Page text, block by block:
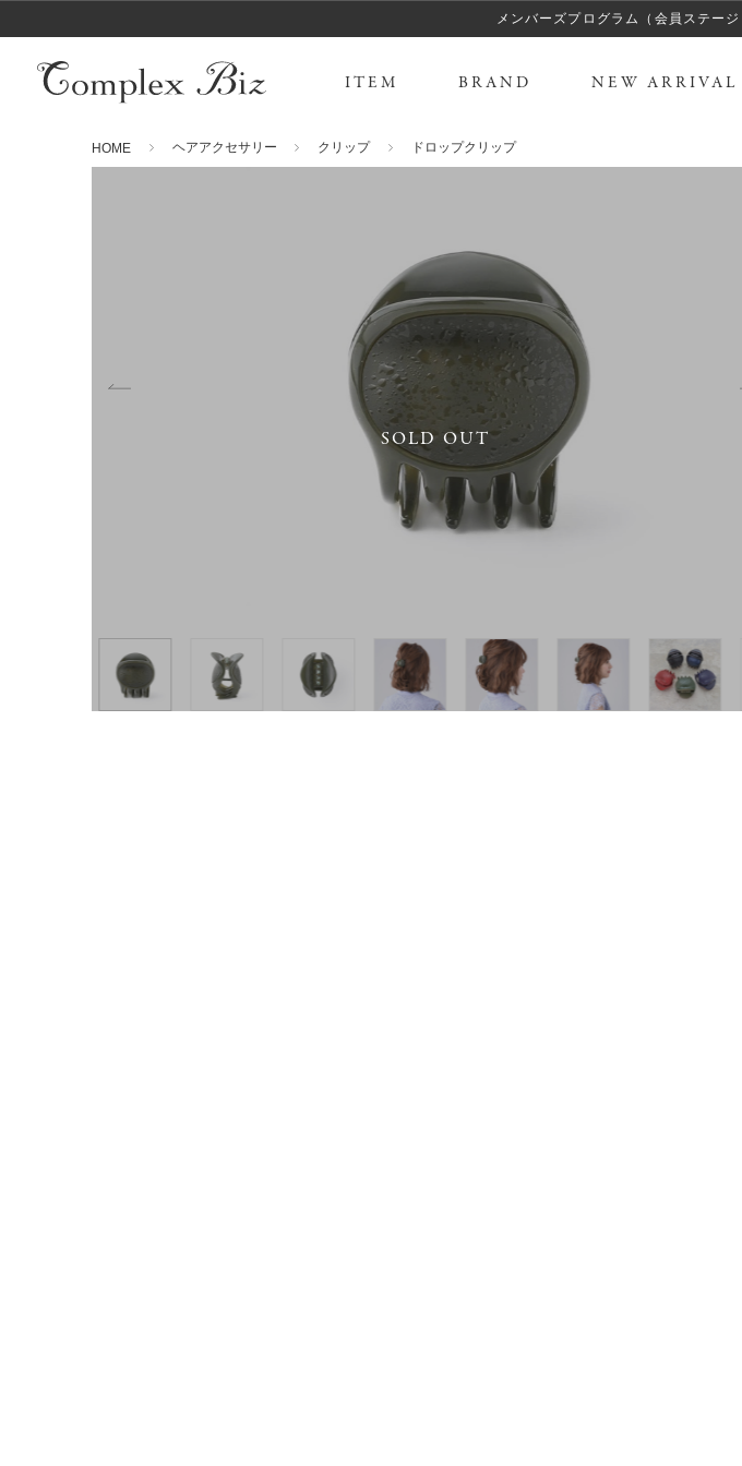
メンバーズプログラム（会員ステー
ITEM BRAND NEW ARRIVAL
HOME ヘアアクセサリー クリップ ドロップクリップ
SOLD OUT